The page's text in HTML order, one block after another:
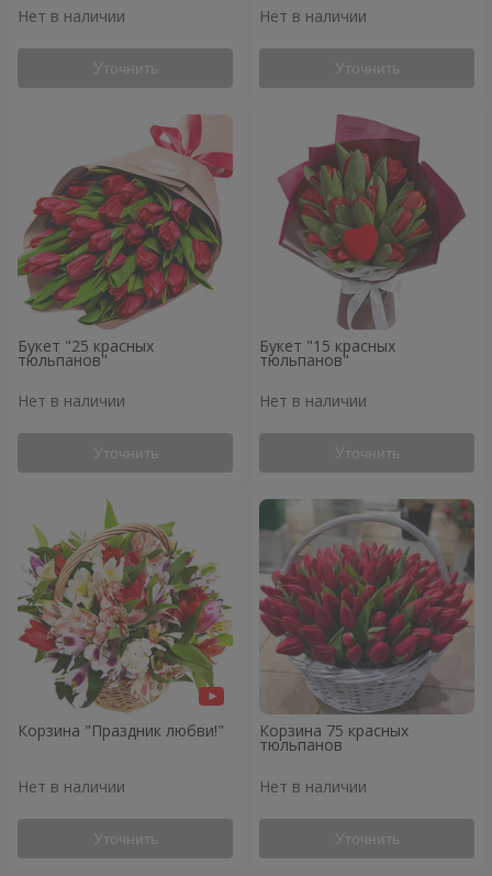
Нет в наличии
Уточнить
Нет в наличии
Уточнить
Букет "25 красных
тюльпанов"
Нет в наличии
Уточнить
Букет "15 красных
тюльпанов"
Нет в наличии
Уточнить
Корзина "Праздник любви!"
Нет в наличии
Уточнить
Корзина 75 красных
тюльпанов
Нет в наличии
Уточнить